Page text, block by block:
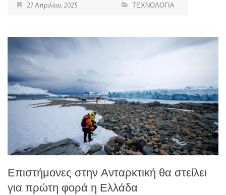
27 Απριλίου, 2025 ΤΕΧΝΟΛΟΓΙΑ
Επιστήμονες στην Ανταρκτική θα στείλει
για πρώτη φορά η Ελλάδα